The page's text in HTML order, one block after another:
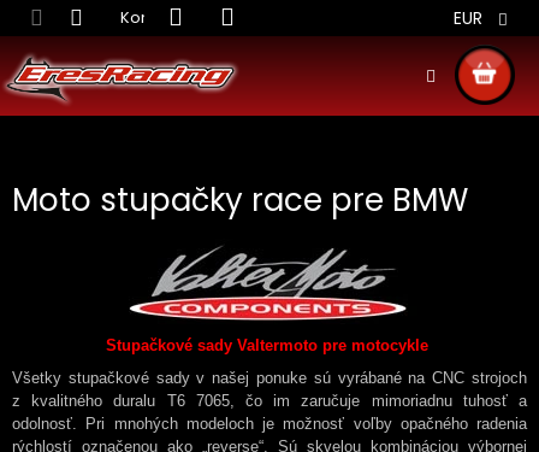
Prejsť
na
obsah
Kontakt Obchodné podmienky Doprava
EUR
KOŠÍK
Moto stupačky race pre BMW
Stupačkové sady Valtermoto pre motocykle
Všetky stupačkové sady v našej ponuke sú vyrábané na CNC strojoch
z kvalitného duralu T6 7065, čo im zaručuje mimoriadnu tuhosť a
odolnosť. Pri mnohých modeloch je možnosť voľby opačného radenia
rýchlostí označenou ako „reverse“. Sú skvelou kombináciou výbornej